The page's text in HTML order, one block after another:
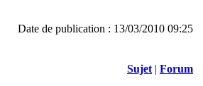
Date de publication : 13/03/2010 09:25
Sujet | Forum